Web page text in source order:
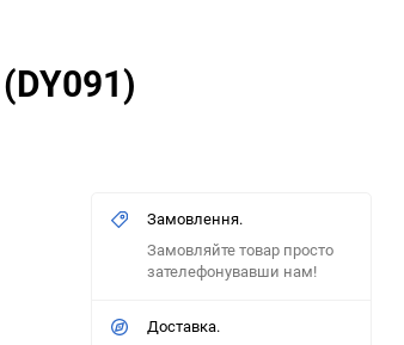
Замовлення.
Замовляйте товар просто
зателефонувавши нам!
Доставка.